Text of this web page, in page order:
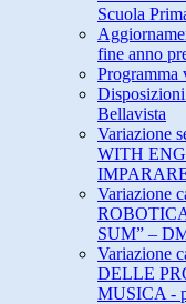
Scuola
fine anno
Programma
Bellavista
Variazione
WITH
Variazione
SUM” –
Variazione
DELLE
MUSICA -